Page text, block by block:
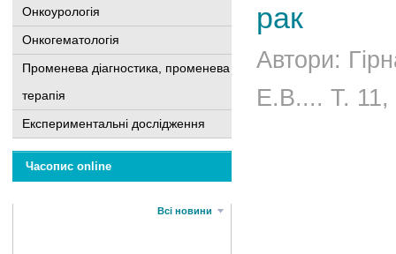
Онкоурологія
Онкогематологія
Променева діагностика, променева
терапія
Експериментальні дослідження
Часопис online
Всі новини
рак
Автори:
E.В.... Т.